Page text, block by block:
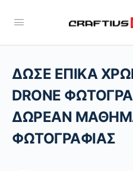
ΔΩΣΕ ΕΠΙΚΑ
DRONE
ΔΩΡΕΑΝ
ΦΩΤΟΓΡΑΦΙΑΣ